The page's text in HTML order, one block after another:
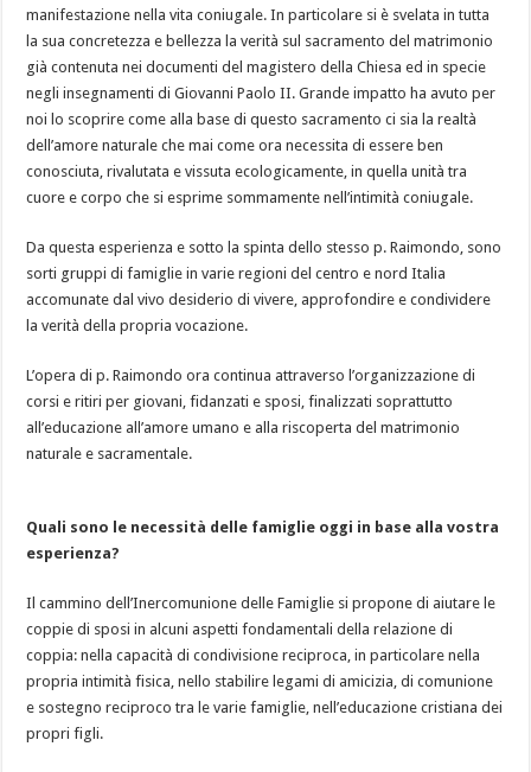
manifestazione nella vita coniugale. In particolare si è svelata in tutta
la sua concretezza e bellezza la verità sul sacramento del matrimonio
già contenuta nei documenti del magistero della Chiesa ed in specie
negli insegnamenti di Giovanni Paolo II. Grande impatto ha avuto per
noi lo scoprire come alla base di questo sacramento ci sia la realtà
dell’amore naturale che mai come ora necessita di essere ben
conosciuta, rivalutata e vissuta ecologicamente, in quella unità tra
cuore e corpo che si esprime sommamente nell’intimità coniugale.
Da questa esperienza e sotto la spinta dello stesso p. Raimondo, sono
sorti gruppi di famiglie in varie regioni del centro e nord Italia
accomunate dal vivo desiderio di vivere, approfondire e condividere
la verità della propria vocazione.
L’opera di p. Raimondo ora continua attraverso l’organizzazione di
corsi e ritiri per giovani, fidanzati e sposi, finalizzati soprattutto
all’educazione all’amore umano e alla riscoperta del matrimonio
naturale e sacramentale.
Quali sono le necessità delle famiglie oggi in base alla vostra
esperienza?
Il cammino dell’Inercomunione delle Famiglie si propone di aiutare le
coppie di sposi in alcuni aspetti fondamentali della relazione di
coppia: nella capacità di condivisione reciproca, in particolare nella
propria intimità fisica, nello stabilire legami di amicizia, di comunione
e sostegno reciproco tra le varie famiglie, nell’educazione cristiana dei
propri figli.